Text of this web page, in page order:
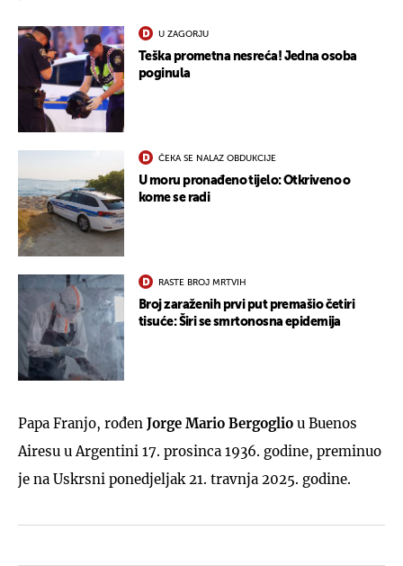
U ZAGORJU
Teška prometna nesreća! Jedna osoba
poginula
ČEKA SE NALAZ OBDUKCIJE
U moru pronađeno tijelo: Otkriveno o
kome se radi
RASTE BROJ MRTVIH
Broj zaraženih prvi put premašio četiri
tisuće: Širi se smrtonosna epidemija
Papa Franjo, rođen Jorge Mario Bergoglio u Buenos
Airesu u Argentini 17. prosinca 1936. godine, preminuo
je na Uskrsni ponedjeljak 21. travnja 2025. godine.